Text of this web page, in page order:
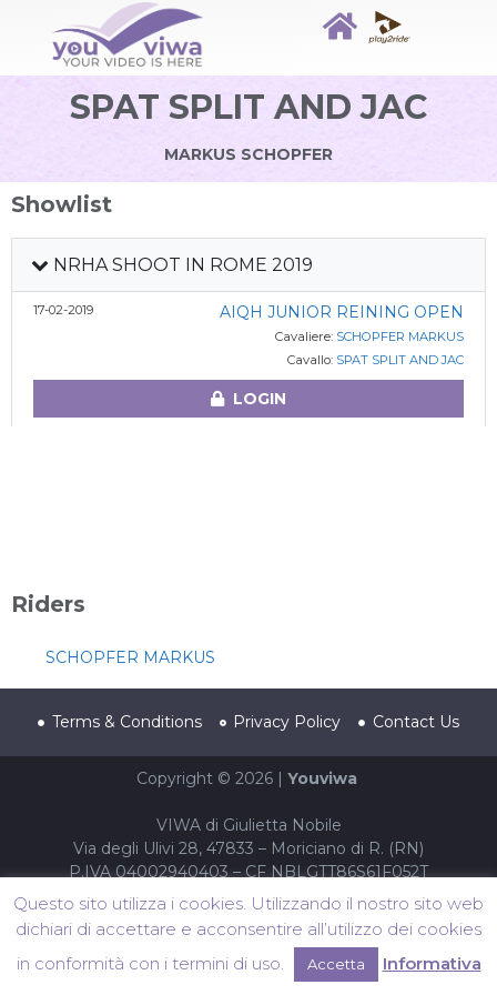
SPAT SPLIT AND JAC
MARKUS SCHOPFER
Showlist
NRHA SHOOT IN ROME 2019
17-02-2019 AIQH JUNIOR REINING OPEN
Cavaliere: SCHOPFER MARKUS
Cavallo: SPAT SPLIT AND JAC
LOGIN
Riders
SCHOPFER MARKUS
Terms & Conditions Privacy Policy Contact Us
Copyright © 2026 | Youviwa
VIWA di Giulietta Nobile
Via degli Ulivi 28, 47833 – Moriciano di R. (RN)
P.IVA 04002940403 – CF NBLGTT86S61F052T
Questo sito utilizza i cookies. Utilizzando il nostro sito web
dichiari di accettare e acconsentire all’utilizzo dei cookies
in conformità con i termini di uso.
Accetta Informativa